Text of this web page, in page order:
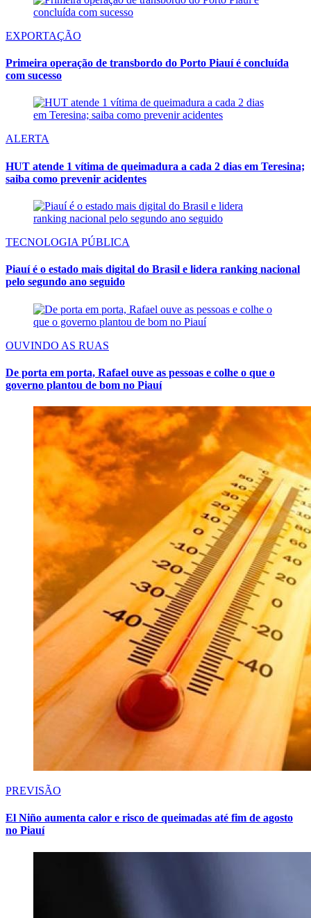
EXPORTAÇÃO
Primeira operação de transbordo do Porto Piauí é concluída
com sucesso
ALERTA
HUT atende 1 vítima de queimadura a cada 2 dias em Teresina;
saiba como prevenir acidentes
TECNOLOGIA PÚBLICA
Piauí é o estado mais digital do Brasil e lidera ranking nacional
pelo segundo ano seguido
OUVINDO AS RUAS
De porta em porta, Rafael ouve as pessoas e colhe o que o
governo plantou de bom no Piauí
PREVISÃO
El Niño aumenta calor e risco de queimadas até fim de agosto
no Piauí